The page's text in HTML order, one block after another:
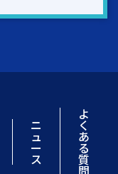
ニ
ュ
ー
ス
よ
く
あ
る
質
問